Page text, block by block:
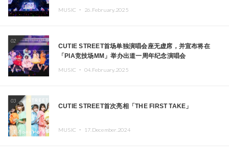
MUSIC ・ 26.February.2025
02
CUTIE STREET首场单独演唱会座无虚席，并宣布将在
「PIA竞技场MM」举办出道一周年纪念演唱会
MUSIC ・ 04.February.2025
03
CUTIE STREET首次亮相「THE FIRST TAKE」
MUSIC ・ 17.December.2024